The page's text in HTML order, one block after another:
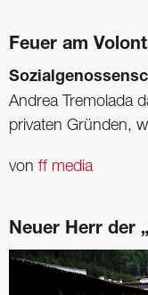
Feuer am
Andrea Tremolada
privaten Gründen,
von ff media
Neuer Herr der